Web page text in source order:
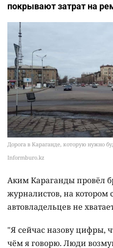
покрывают затрат на
Дорога в Караганде, которую нужно
Informburo.kz
Аким Караганды провёл
журналистов, на котором
автовладельцев не
"Я сейчас назову цифры,
чём я говорю. Люди